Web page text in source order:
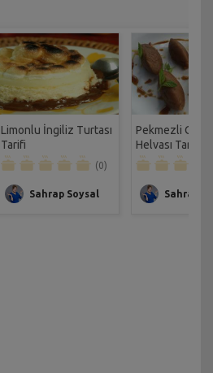
Limonlu İngiliz Turtası
Tarifi
(0)
Sahrap Soysal
Pekmezli Ceviz
Helvası Tarifi
Sahrap